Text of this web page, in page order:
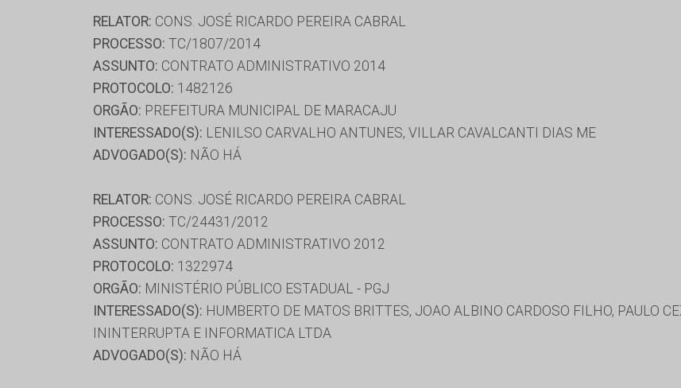
RELATOR: CONS. JOSÉ RICARDO PEREIRA CABRAL
PROCESSO: TC/1807/2014
ASSUNTO: CONTRATO ADMINISTRATIVO 2014
PROTOCOLO: 1482126
ORGÃO: PREFEITURA MUNICIPAL DE MARACAJU
INTERESSADO(S): LENILSO CARVALHO ANTUNES, VILLAR CAVALCANTI DIAS ME
ADVOGADO(S): NÃO HÁ
RELATOR: CONS. JOSÉ RICARDO PEREIRA CABRAL
PROCESSO: TC/24431/2012
ASSUNTO: CONTRATO ADMINISTRATIVO 2012
PROTOCOLO: 1322974
ORGÃO: MINISTÉRIO PÚBLICO ESTADUAL - PGJ
INTERESSADO(S): HUMBERTO DE MATOS BRITTES, JOAO ALBINO CARDOSO FILHO, PAULO
ININTERRUPTA E INFORMATICA LTDA
ADVOGADO(S): NÃO HÁ